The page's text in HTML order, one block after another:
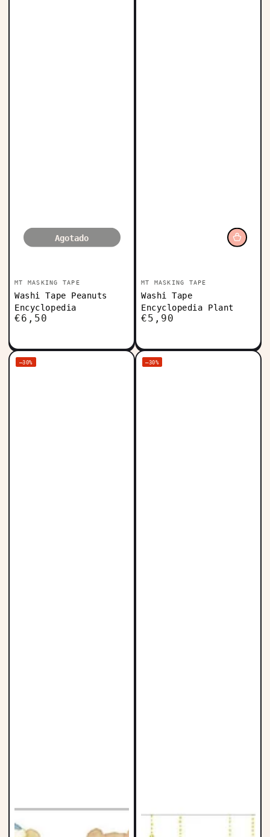
Vendedor:
MT MASKING TAPE
Washi Tape Peanuts
Encyclopedia
Precio
€6,50
Agotado
Vendedor:
MT MASKING TAPE
Washi Tape
Encyclopedia Plant
Precio
€5,90
–30% –30%